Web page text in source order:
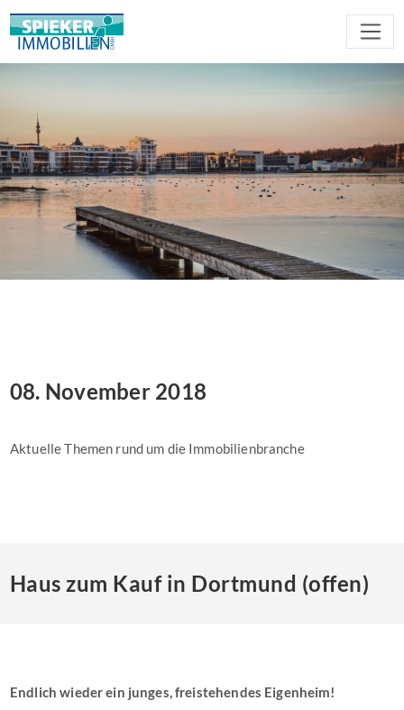
08. November 2018
Aktuelle Themen rund um die Immobilienbranche
Haus zum Kauf in Dortmund (offen)
Endlich wieder ein junges, freistehendes Eigenheim!